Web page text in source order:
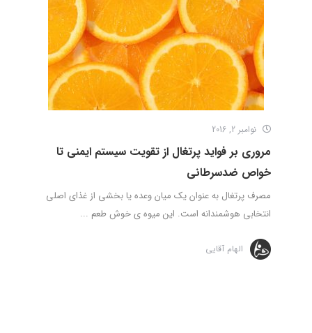
نوامبر 2, 2016
مروری بر فواید پرتغال از تقویت سیستم ایمنی تا
خواص ضدسرطانی
مصرف پرتغال به عنوان یک میان وعده یا بخشی از غذای اصلی
انتخابی هوشمندانه است. این میوه ی خوش طعم ...
الهام آقایی